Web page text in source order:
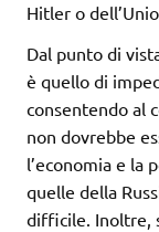
Hitler o
Dal punto di
è quello di
consentendo al
non dovrebbe
l’economia e la
quelle della
difficile. Inoltre,